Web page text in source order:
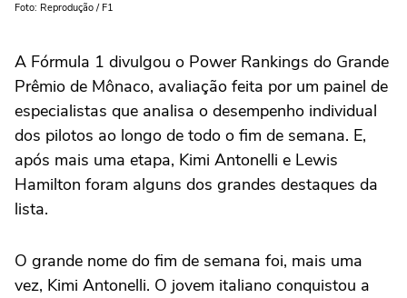
Foto: Reprodução / F1
A Fórmula 1 divulgou o Power Rankings do Grande
Prêmio de Mônaco, avaliação feita por um painel de
especialistas que analisa o desempenho individual
dos pilotos ao longo de todo o fim de semana. E,
após mais uma etapa, Kimi Antonelli e Lewis
Hamilton foram alguns dos grandes destaques da
lista.
O grande nome do fim de semana foi, mais uma
vez, Kimi Antonelli. O jovem italiano conquistou a